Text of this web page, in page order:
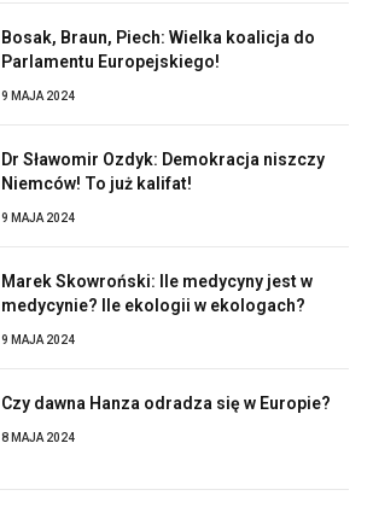
Bosak, Braun, Piech: Wielka koalicja do
Parlamentu Europejskiego!
9 MAJA 2024
Dr Sławomir Ozdyk: Demokracja niszczy
Niemców! To już kalifat!
9 MAJA 2024
Marek Skowroński: Ile medycyny jest w
medycynie? Ile ekologii w ekologach?
9 MAJA 2024
Czy dawna Hanza odradza się w Europie?
8 MAJA 2024